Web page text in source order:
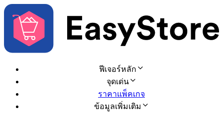
ฟีเจอร์หลัก
จุดเด่น
ราคาแพ็คเกจ
ข้อมูลเพิ่มเติม